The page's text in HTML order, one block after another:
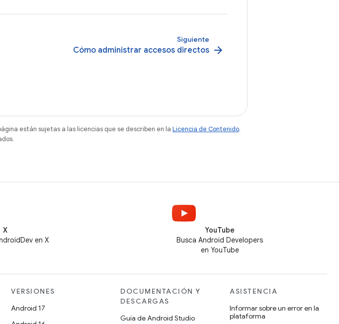
Siguiente
Cómo administrar accesos directos arrow_forward
están sujetas a las licencias que se describen en la Licencia de Contenido.
X
en X
YouTube
Busca Android Developers
en YouTube
VERSIONES
Android 17
DOCUMENTACIÓN Y
DESCARGAS
Guía de Android Studio
ASISTENCIA
Informar sobre un error en la
plataforma